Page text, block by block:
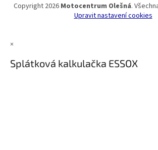
Copyright 2026 Motocentrum Olešná.
Upravit nastavení cookies
×
Splátková kalkulačka ESSOX